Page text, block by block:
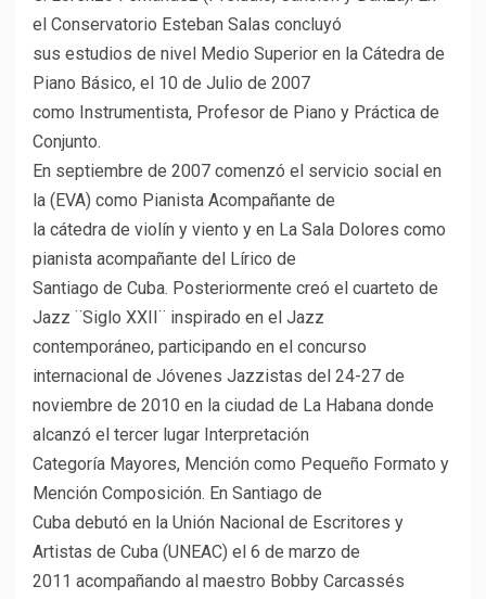
el Conservatorio Esteban Salas concluyó
sus estudios de nivel Medio Superior en la Cátedra de
Piano Básico, el 10 de Julio de 2007
como Instrumentista, Profesor de Piano y Práctica de
Conjunto.
En septiembre de 2007 comenzó el servicio social en
la (EVA) como Pianista Acompañante de
la cátedra de violín y viento y en La Sala Dolores como
pianista acompañante del Lírico de
Santiago de Cuba. Posteriormente creó el cuarteto de
Jazz ¨Siglo XXII¨ inspirado en el Jazz
contemporáneo, participando en el concurso
internacional de Jóvenes Jazzistas del 24-27 de
noviembre de 2010 en la ciudad de La Habana donde
alcanzó el tercer lugar Interpretación
Categoría Mayores, Mención como Pequeño Formato y
Mención Composición. En Santiago de
Cuba debutó en la Unión Nacional de Escritores y
Artistas de Cuba (UNEAC) el 6 de marzo de
2011 acompañando al maestro Bobby Carcassés